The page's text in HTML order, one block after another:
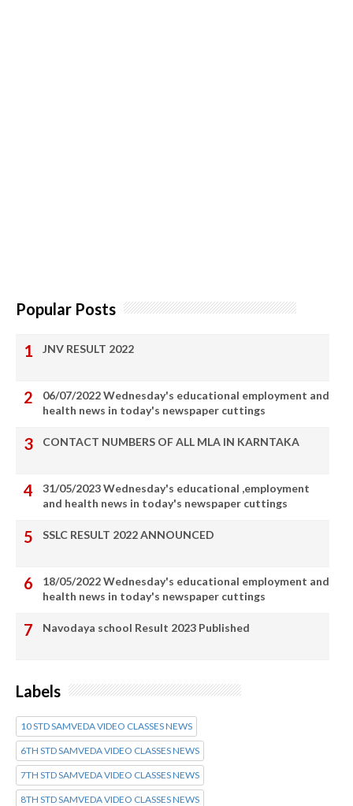
Popular Posts
JNV RESULT 2022
06/07/2022 Wednesday's educational employment and
health news in today's newspaper cuttings
CONTACT NUMBERS OF ALL MLA IN KARNTAKA
31/05/2023 Wednesday's educational ,employment
and health news in today's newspaper cuttings
SSLC RESULT 2022 ANNOUNCED
18/05/2022 Wednesday's educational employment and
health news in today's newspaper cuttings
Navodaya school Result 2023 Published
Labels
10 STD SAMVEDA VIDEO CLASSES NEWS
6TH STD SAMVEDA VIDEO CLASSES NEWS
7TH STD SAMVEDA VIDEO CLASSES NEWS
8TH STD SAMVEDA VIDEO CLASSES NEWS